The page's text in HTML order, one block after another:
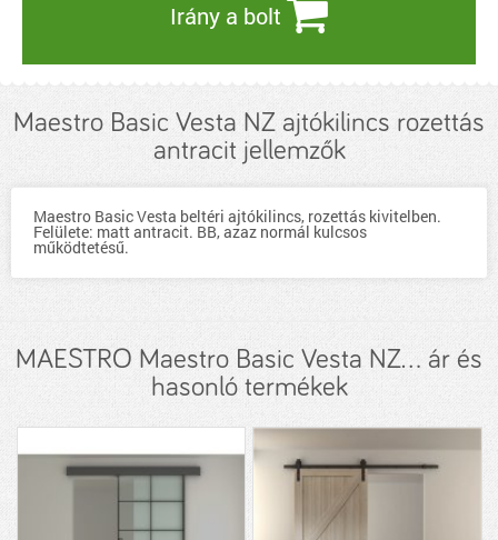
Irány a bolt
Maestro Basic Vesta NZ ajtókilincs rozettás
antracit jellemzők
Maestro Basic Vesta beltéri ajtókilincs, rozettás kivitelben.
Felülete: matt antracit. BB, azaz normál kulcsos
működtetésű.
MAESTRO Maestro Basic Vesta NZ... ár és
hasonló termékek